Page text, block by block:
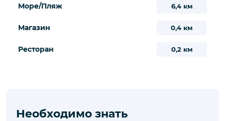
Море/Пляж 6,4 км
Магазин 0,4 км
Ресторан 0,2 км
Необходимо знать